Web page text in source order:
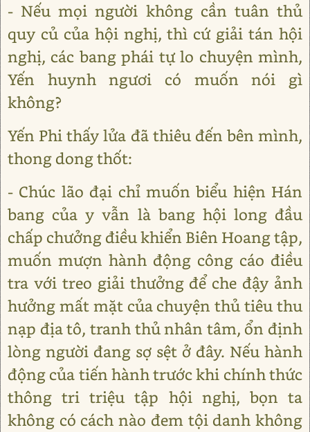
- Nếu mọi người không cần tuân thủ
quy củ của hội nghị, thì cứ giải tán hội
nghị, các bang phái tự lo chuyện mình,
Yến huynh ngươi có muốn nói gì
không?
Yến Phi thấy lửa đã thiêu đến bên mình,
thong dong thốt:
- Chúc lão đại chỉ muốn biểu hiện Hán
bang của y vẫn là bang hội long đầu
chấp chưởng điều khiển Biên Hoang tập,
muốn mượn hành động công cáo điều
tra với treo giải thưởng để che đậy ảnh
hưởng mất mặt của chuyện thủ tiêu thu
nạp địa tô, tranh thủ nhân tâm, ổn định
lòng người đang sợ sệt ở đây. Nếu hành
động của tiến hành trước khi chính thức
thông tri triệu tập hội nghị, bọn ta
không có cách nào đem tội danh không